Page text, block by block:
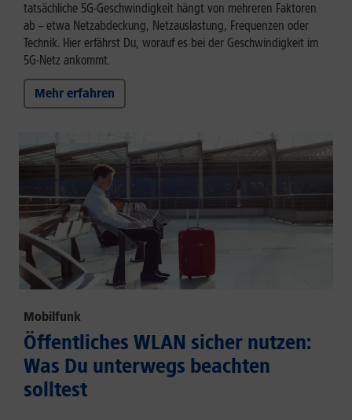
tatsächliche 5G-Geschwindigkeit hängt von mehreren Faktoren
ab – etwa Netzabdeckung, Netzauslastung, Frequenzen oder
Technik. Hier erfährst Du, worauf es bei der Geschwindigkeit im
5G-Netz ankommt.
Mehr erfahren
Mobilfunk
Öffentliches WLAN sicher nutzen:
Was Du unterwegs beachten
solltest